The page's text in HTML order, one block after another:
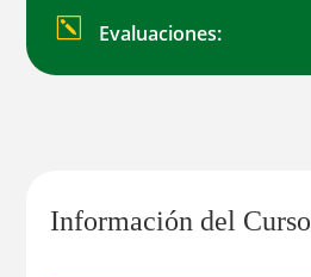
k Evaluaciones:
Información del Curso